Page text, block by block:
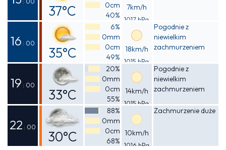
37°C
Odczuwalna
40°C
0cm
40%
7km/h
1017 hPa
16 : 00
35°C
Odczuwalna
40°C
6%
0mm
0cm
49%
18km/h
1015 hPa
Pogodnie z
niewielkim
zachmurzeniem
19 : 00
33°C
Odczuwalna
36°C
20%
0mm
0cm
55%
14km/h
1015 hPa
Pogodnie z
niewielkim
zachmurzeniem
22 : 00
30°C
88%
0mm
0cm
68%
10km/h
1016 hPa
Zachmurzenie duże